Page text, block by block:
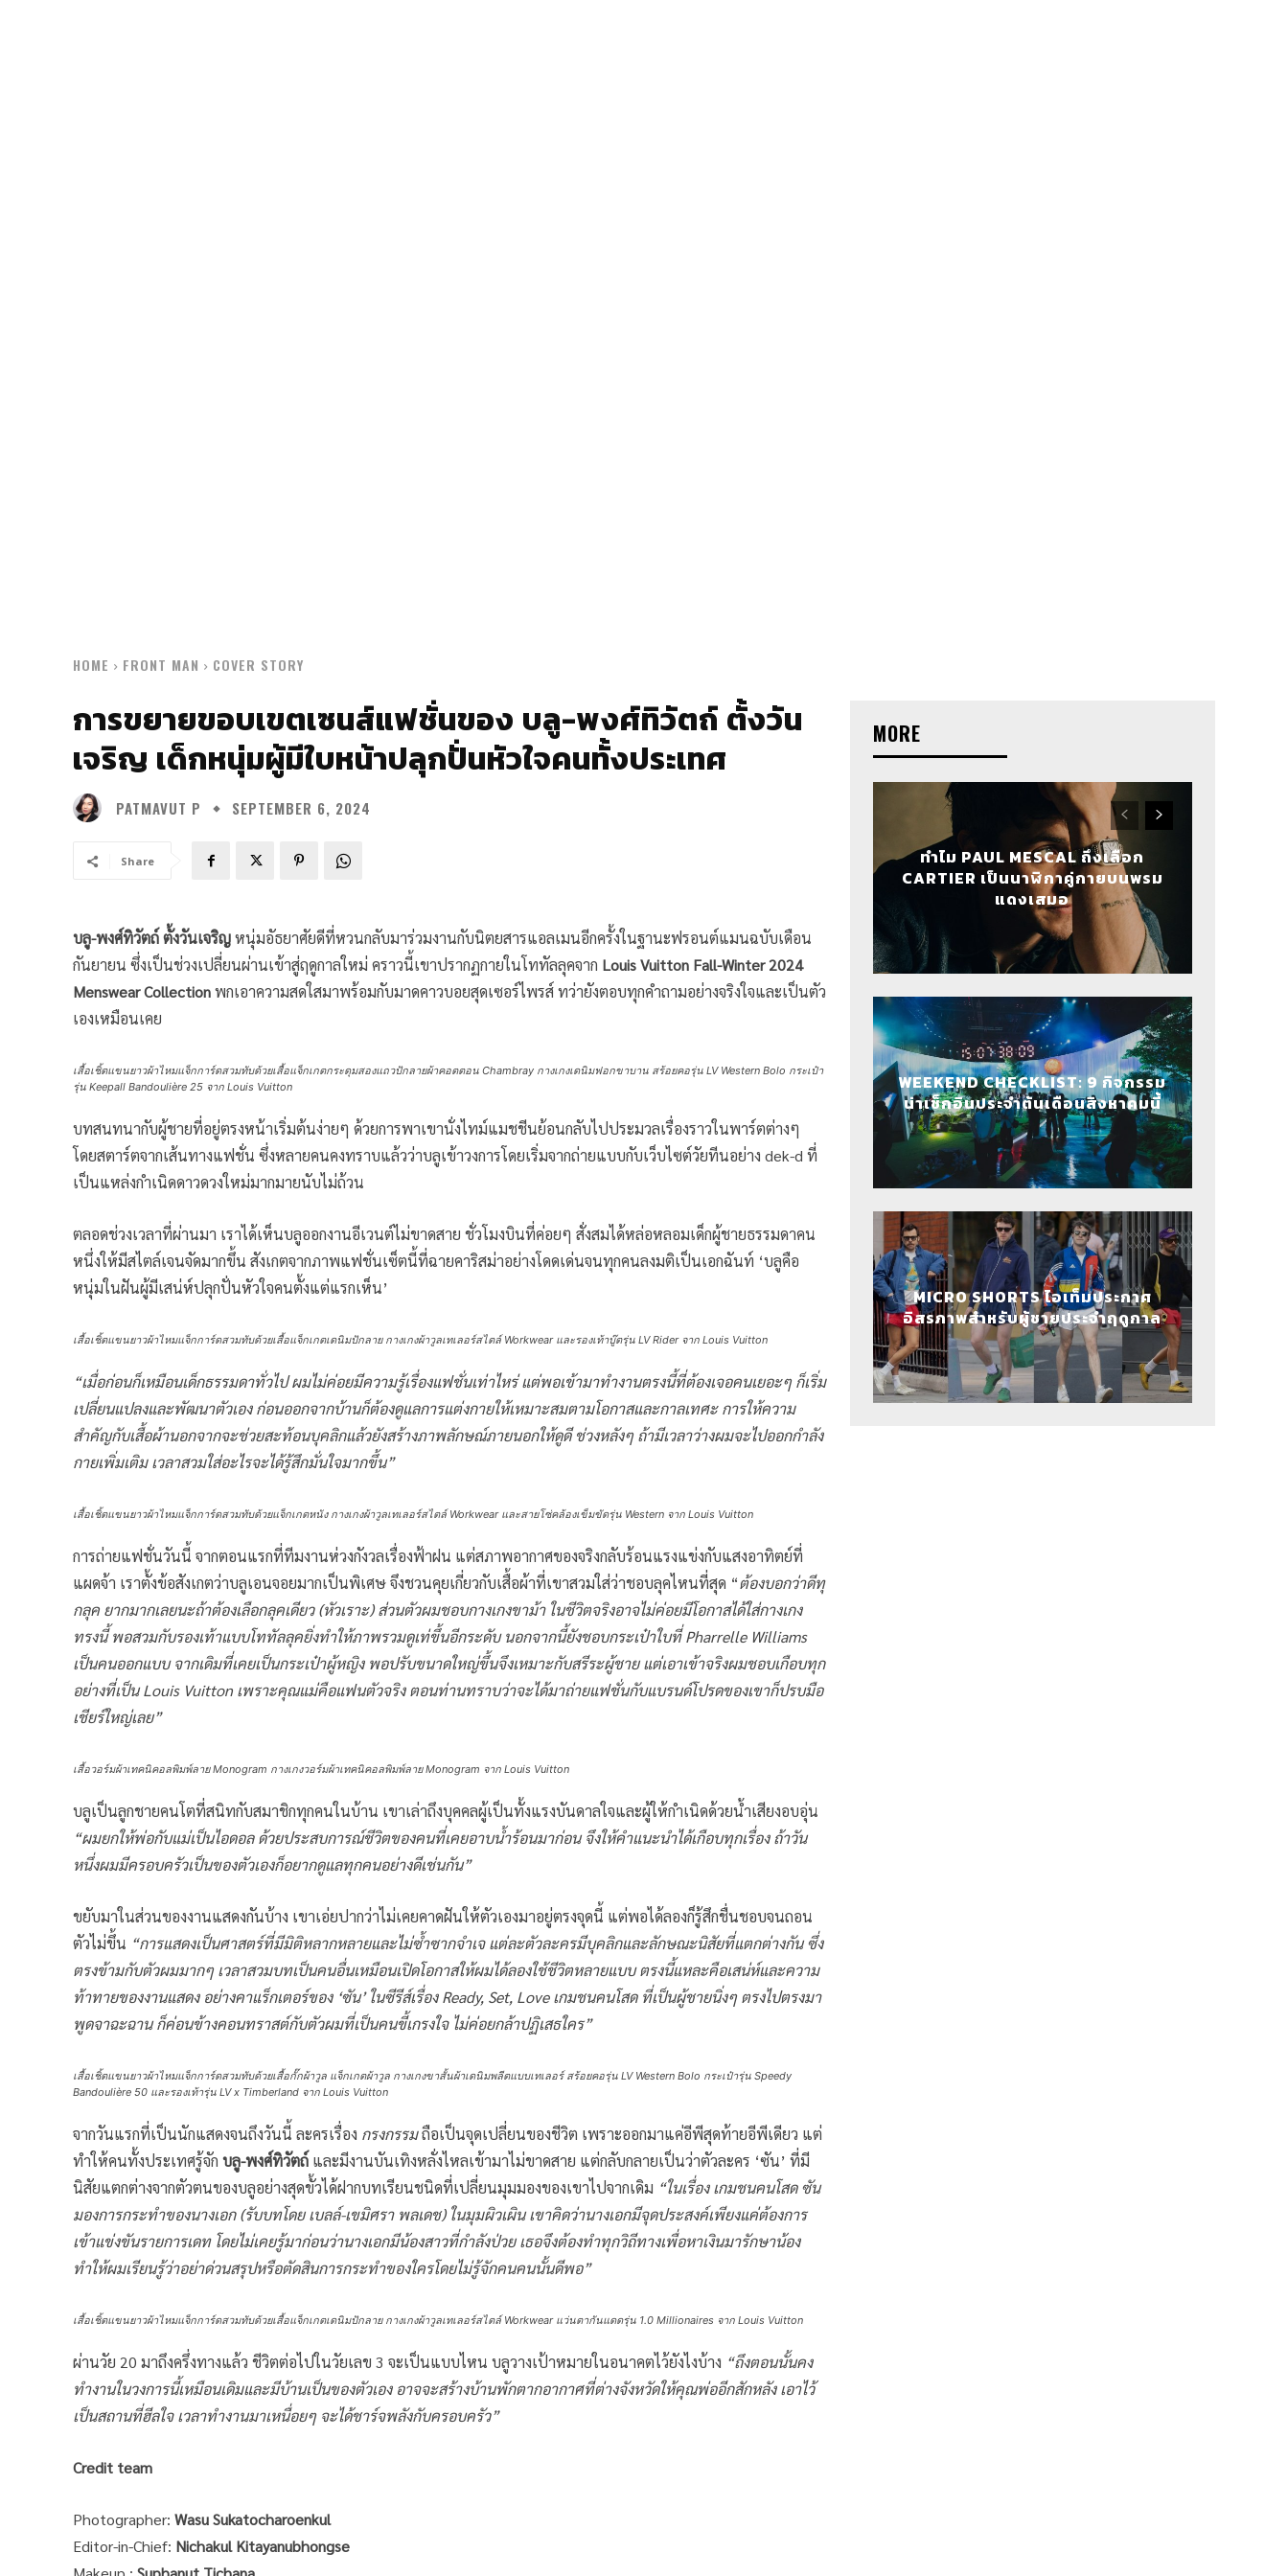
HOME FRONT MAN COVER STORY
การขยายขอบเขตเซนส์แฟชั่นของ บลู-พงศ์ทิวัตถ์ ตั้งวัน
เจริญ เด็กหนุ่มผู้มีใบหน้าปลุกปั่นหัวใจคนทั้งประเทศ
PATMAVUT P SEPTEMBER 6, 2024
Share
บลู-พงศ์ทิวัตถ์ ตั้งวันเจริญหนุ่มอัธยาศัยดีที่หวนกลับมาร่วมงานกับนิตยสารแอลเมนอีกครั้งในฐานะฟรอนต์แมนฉบับเดือน
กันยายน ซึ่งเป็นช่วงเปลี่ยนผ่านเข้าสู่ฤดูกาลใหม่ คราวนี้เขาปรากฏกายในโททัลลุคจาก Louis Vuitton Fall-Winter 2024
Menswear Collectionพกเอาความสดใสมาพร้อมกับมาดคาวบอยสุดเซอร์ไพรส์ ทว่ายังตอบทุกคำถามอย่างจริงใจและเป็นตัว
เองเหมือนเคย
เสื้อเชิ้ตแขนยาวผ้าไหมแจ็กการ์ดสวมทับด้วยเสื้อแจ็กเกตกระดุมสองแถวปักลายผ้าคอตตอน Chambray กางเกงเดนิมฟอกขาบาน สร้อยคอรุ่น LV Western Bolo กระเป๋า
รุ่น Keepall Bandoulière 25 จาก Louis Vuitton
บทสนทนากับผู้ชายที่อยู่ตรงหน้าเริ่มต้นง่ายๆ ด้วยการพาเขานั่งไทม์แมชชีนย้อนกลับไปประมวลเรื่องราวในพาร์ตต่างๆ
โดยสตาร์ตจากเส้นทางแฟชั่น ซึ่งหลายคนคงทราบแล้วว่าบลูเข้าวงการโดยเริ่มจากถ่ายแบบกับเว็บไซต์วัยทีนอย่าง dek-d ที่
เป็นแหล่งกำเนิดดาวดวงใหม่มากมายนับไม่ถ้วน
ตลอดช่วงเวลาที่ผ่านมา เราได้เห็นบลูออกงานอีเวนต์ไม่ขาดสาย ชั่วโมงบินที่ค่อยๆ สั่งสมได้หล่อหลอมเด็กผู้ชายธรรมดาคน
หนึ่งให้มีสไตล์เจนจัดมากขึ้น สังเกตจากภาพแฟชั่นเซ็ตนี้ที่ฉายคาริสม่าอย่างโดดเด่นจนทุกคนลงมติเป็นเอกฉันท์ ‘บลูคือ
หนุ่มในฝันผู้มีเสน่ห์ปลุกปั่นหัวใจคนตั้งแต่แรกเห็น’
เสื้อเชิ้ตแขนยาวผ้าไหมแจ็กการ์ดสวมทับด้วยเสื้อแจ็กเกตเดนิมปักลาย กางเกงผ้าวูลเทเลอร์สไตล์ Workwear และรองเท้าบู๊ตรุ่น LV Rider จาก Louis Vuitton
“เมื่อก่อนก็เหมือนเด็กธรรมดาทั่วไป ผมไม่ค่อยมีความรู้เรื่องแฟชั่นเท่าไหร่ แต่พอเข้ามาทำงานตรงนี้ที่ต้องเจอคนเยอะๆ ก็เริ่ม
เปลี่ยนแปลงและพัฒนาตัวเอง ก่อนออกจากบ้านก็ต้องดูแลการแต่งกายให้เหมาะสมตามโอกาสและกาลเทศะ การให้ความ
สำคัญกับเสื้อผ้านอกจากจะช่วยสะท้อนบุคลิกแล้วยังสร้างภาพลักษณ์ภายนอกให้ดูดี ช่วงหลังๆ ถ้ามีเวลาว่างผมจะไปออกกำลัง
กายเพิ่มเติม เวลาสวมใส่อะไรจะได้รู้สึกมั่นใจมากขึ้น”
เสื้อเชิ้ตแขนยาวผ้าไหมแจ็กการ์ดสวมทับด้วยแจ็กเกตหนัง กางเกงผ้าวูลเทเลอร์สไตล์ Workwear และสายโซ่คล้องเข็มขัดรุ่น Western จาก Louis Vuitton
การถ่ายแฟชั่นวันนี้ จากตอนแรกที่ทีมงานห่วงกังวลเรื่องฟ้าฝน แต่สภาพอากาศของจริงกลับร้อนแรงแข่งกับแสงอาทิตย์ที่
แผดจ้า เราตั้งข้อสังเกตว่าบลูเอนจอยมากเป็นพิเศษ จึงชวนคุยเกี่ยวกับเสื้อผ้าที่เขาสวมใส่ว่าชอบลุคไหนที่สุด “ต้องบอกว่าดีทุ
กลุค ยากมากเลยนะถ้าต้องเลือกลุคเดียว (หัวเราะ) ส่วนตัวผมชอบกางเกงขาม้า ในชีวิตจริงอาจไม่ค่อยมีโอกาสได้ใส่กางเกง
ทรงนี้ พอสวมกับรองเท้าแบบโททัลลุคยิ่งทำให้ภาพรวมดูเท่ขึ้นอีกระดับ นอกจากนี้ยังชอบกระเป๋าใบที่ Pharrelle Williams
เป็นคนออกแบบ จากเดิมที่เคยเป็นกระเป๋าผู้หญิง พอปรับขนาดใหญ่ขึ้นจึงเหมาะกับสรีระผู้ชาย แต่เอาเข้าจริงผมชอบเกือบทุก
อย่างที่เป็น Louis Vuitton เพราะคุณแม่คือแฟนตัวจริง ตอนท่านทราบว่าจะได้มาถ่ายแฟชั่นกับแบรนด์โปรดของเขาก็ปรบมือ
เชียร์ใหญ่เลย”
เสื้อวอร์มผ้าเทคนิคอลพิมพ์ลาย Monogram กางเกงวอร์มผ้าเทคนิคอลพิมพ์ลาย Monogram จาก Louis Vuitton
บลูเป็นลูกชายคนโตที่สนิทกับสมาชิกทุกคนในบ้าน เขาเล่าถึงบุคคลผู้เป็นทั้งแรงบันดาลใจและผู้ให้กำเนิดด้วยน้ำเสียงอบอุ่น
“ผมยกให้พ่อกับแม่เป็นไอดอล ด้วยประสบการณ์ชีวิตของคนที่เคยอาบน้ำร้อนมาก่อน จึงให้คำแนะนำได้เกือบทุกเรื่อง ถ้าวัน
หนึ่งผมมีครอบครัวเป็นของตัวเองก็อยากดูแลทุกคนอย่างดีเช่นกัน”
ขยับมาในส่วนของงานแสดงกันบ้าง เขาเอ่ยปากว่าไม่เคยคาดฝันให้ตัวเองมาอยู่ตรงจุดนี้ แต่พอได้ลองก็รู้สึกชื่นชอบจนถอน
ตัวไม่ขึ้น “การแสดงเป็นศาสตร์ที่มีมิติหลากหลายและไม่ซ้ำซากจำเจ แต่ละตัวละครมีบุคลิกและลักษณะนิสัยที่แตกต่างกัน ซึ่ง
ตรงข้ามกับตัวผมมากๆ เวลาสวมบทเป็นคนอื่นเหมือนเปิดโอกาสให้ผมได้ลองใช้ชีวิตหลายแบบ ตรงนี้แหละคือเสน่ห์และความ
ท้าทายของงานแสดง อย่างคาแร็กเตอร์ของ ‘ซัน’ ในซีรีส์เรื่อง Ready, Set, Love เกมชนคนโสด ที่เป็นผู้ชายนิ่งๆ ตรงไปตรงมา
พูดจาฉะฉาน ก็ค่อนข้างคอนทราสต์กับตัวผมที่เป็นคนขี้เกรงใจ ไม่ค่อยกล้าปฏิเสธใคร”
เสื้อเชิ้ตแขนยาวผ้าไหมแจ็กการ์ดสวมทับด้วยเสื้อกั๊กผ้าวูล แจ็กเกตผ้าวูล กางเกงขาสั้นผ้าเดนิมพลีตแบบเทเลอร์ สร้อยคอรุ่น LV Western Bolo กระเป๋ารุ่น Speedy
Bandoulière 50 และรองเท้ารุ่น LV x Timberland จาก Louis Vuitton
จากวันแรกที่เป็นนักแสดงจนถึงวันนี้ ละครเรื่อง กรงกรรมถือเป็นจุดเปลี่ยนของชีวิต เพราะออกมาแค่อีพีสุดท้ายอีพีเดียว แต่
ทำให้คนทั้งประเทศรู้จัก บลู-พงศ์ทิวัตถ์ และมีงานบันเทิงหลั่งไหลเข้ามาไม่ขาดสาย แต่กลับกลายเป็นว่าตัวละคร ‘ซัน’ ที่มี
นิสัยแตกต่างจากตัวตนของบลูอย่างสุดขั้วได้ฝากบทเรียนชนิดที่เปลี่ยนมุมมองของเขาไปจากเดิม “ในเรื่อง เกมชนคนโสด ซัน
มองการกระทำของนางเอก (รับบทโดย เบลล์-เขมิศรา พลเดช) ในมุมผิวเผิน เขาคิดว่านางเอกมีจุดประสงค์เพียงแค่ต้องการ
เข้าแข่งขันรายการเดท โดยไม่เคยรู้มาก่อนว่านางเอกมีน้องสาวที่กำลังป่วย เธอจึงต้องทำทุกวิถีทางเพื่อหาเงินมารักษาน้อง
ทำให้ผมเรียนรู้ว่าอย่าด่วนสรุปหรือตัดสินการกระทำของใครโดยไม่รู้จักคนคนนั้นดีพอ”
เสื้อเชิ้ตแขนยาวผ้าไหมแจ็กการ์ดสวมทับด้วยเสื้อแจ็กเกตเดนิมปักลาย กางเกงผ้าวูลเทเลอร์สไตล์ Workwear แว่นตากันแดดรุ่น 1.0 Millionaires จาก Louis Vuitton
ผ่านวัย 20 มาถึงครึ่งทางแล้ว ชีวิตต่อไปในวัยเลข 3 จะเป็นแบบไหน บลูวางเป้าหมายในอนาคตไว้ยังไงบ้าง “ถึงตอนนั้นคง
ทำงานในวงการนี้เหมือนเดิมและมีบ้านเป็นของตัวเอง อาจจะสร้างบ้านพักตากอากาศที่ต่างจังหวัดให้คุณพ่ออีกสักหลัง เอาไว้
เป็นสถานที่ฮีลใจ เวลาทำงานมาเหนื่อยๆ จะได้ชาร์จพลังกับครอบครัว”
Credit team
Photographer: Wasu Sukatocharoenkul
Editor-in-Chief: Nichakul Kitayanubhongse
MORE
ทำไม PAUL MESCAL ถึงเลือก
CARTIER เป็นนาฬิกาคู่กายบนพรม
แดงเสมอ
WEEKEND CHECKLIST: 9 กิจกรรม
น่าเช็กอินประจำต้นเดือนสิงหาคมนี้
MICRO SHORTS ไอเท็มประกาศ
อิสรภาพสำหรับผู้ชายประจำฤดูกาล